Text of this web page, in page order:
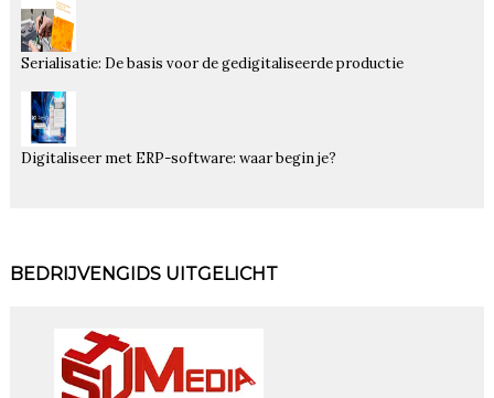
Serialisatie: De basis voor de gedigitaliseerde productie
Digitaliseer met ERP-software: waar begin je?
BEDRIJVENGIDS UITGELICHT